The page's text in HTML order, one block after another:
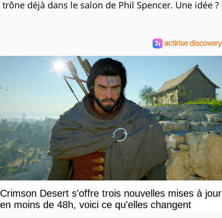
trône déjà dans le salon de Phil Spencer. Une idée ?
Crimson Desert s'offre trois nouvelles mises à jour
en moins de 48h, voici ce qu'elles changent